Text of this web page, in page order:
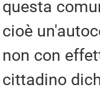
questa
cioè
non con
cittadino